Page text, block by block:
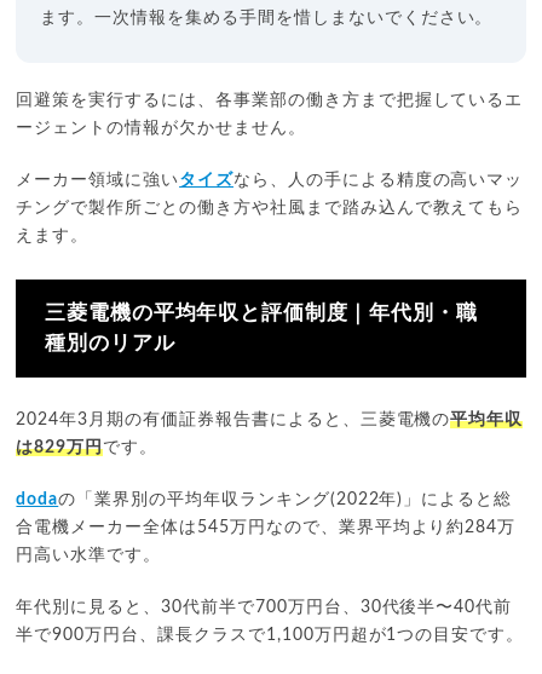
ます。一次情報を集める手間を惜しまないでください。
回避策を実行するには、各事業部の働き方まで把握しているエ
ージェントの情報が欠かせません。
メーカー領域に強いタイズなら、人の手による精度の高いマッ
チングで製作所ごとの働き方や社風まで踏み込んで教えてもら
えます。
三菱電機の平均年収と評価制度｜年代別・職
種別のリアル
2024年3月期の有価証券報告書によると、三菱電機の平均年収
は829万円です。
dodaの「業界別の平均年収ランキング(2022年)」によると総
合電機メーカー全体は545万円なので、業界平均より約284万
円高い水準です。
年代別に見ると、30代前半で700万円台、30代後半〜40代前
半で900万円台、課長クラスで1,100万円超が1つの目安です。